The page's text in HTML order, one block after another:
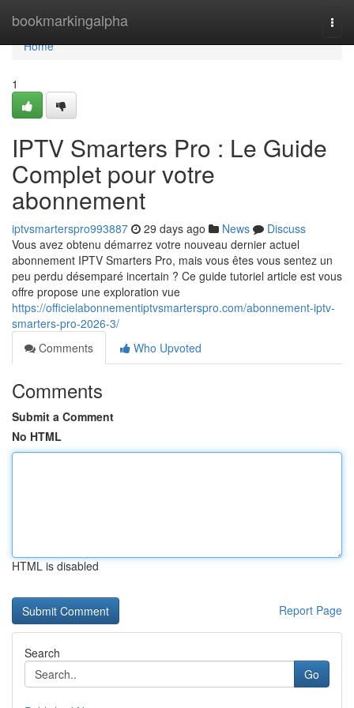
bookmarkingalpha
Home
Home
1
IPTV Smarters Pro : Le Guide
Complet pour votre
abonnement
iptvsmarterspro993887 29 days ago News
Discuss
Vous avez obtenu démarrez votre nouveau dernier actuel
abonnement IPTV Smarters Pro, mais vous êtes vous sentez un
peu perdu désemparé incertain ? Ce guide tutoriel article est vous
offre propose une exploration vue
https://officielabonnementiptvsmarterspro.com/abonnement-iptv-
smarters-pro-2026-3/
Comments
Who Upvoted
Comments
Submit a Comment
No HTML
HTML is disabled
Report Page
Search
Go